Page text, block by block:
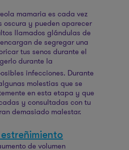
mamaria es cada vez
oscura y pueden aparecer
llamados glándulas de
de segregar una
tus senos durante el
durante la
infecciones. Durante
molestias que se
en esta etapa y que
y consultadas con tu
demasiado malestar.
de volumen